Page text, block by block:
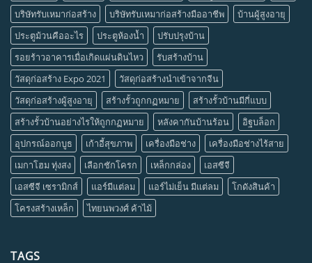
บริษัทรับเหมาก่อสร้าง
บริษัทรับเหมาก่อสร้างมืออาชีพ
บ้านผู้สูงอายุ
ประตูม้วนคืออะไร
ประตูห้องน้ำ
ปรับปรุงบ้าน
รอยร้าวอาคารเมื่อเกิดแผ่นดินไหว
รับสร้างบ้าน
วัสดุก่อสร้าง Expo 2021
วัสดุก่อสร้างนำเข้าจากจีน
วัสดุก่อสร้างผู้สูงอายุ
สร้างรั้วถูกกฏหมาย
สร้างรั้วบ้านมีกี่แบบ
สร้างรั้วบ้านอย่างไรให้ถูกกฏหมาย
หลังคากันบ้านร้อน
อิฐบล็อก
อุปกรณ์ออกบูธ
เก้าอี้สุขภาพ เครื่องมือช่าง
เครื่องมือช่างไร้สาย
เมกาโฮม ทุ่งสง
เลือกชักโครก เหล็กกล่อง
เอสซีจี
เอสซีจี เซรามิกส์
แอร์มีแต่ลม แอร์ไม่เย็น มีแต่ลม
โกดังสินค้า
โครงสร้างเหล็ก
ไทยนพวงศ์ ค้าไม้
TAGS